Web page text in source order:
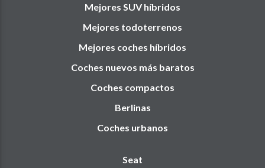
Mejores SUV híbridos
Mejores todoterrenos
Mejores coches híbridos
Coches nuevos más baratos
Coches compactos
Berlinas
Coches urbanos
Seat